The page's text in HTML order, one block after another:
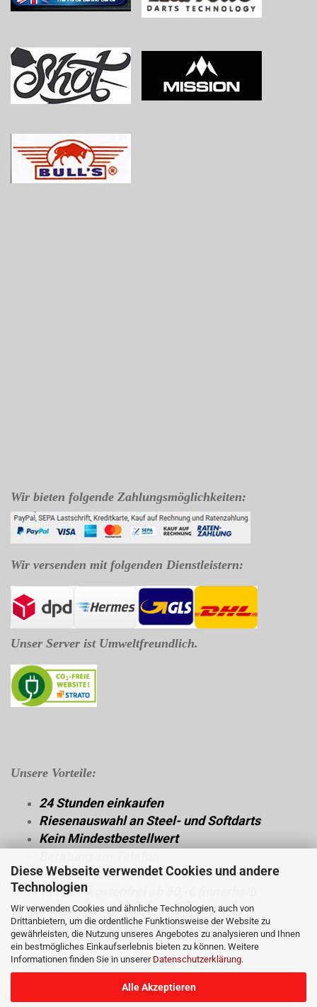
Diese Webseite verwendet Cookies und andere
Technologien
Wir verwenden Cookies und ähnliche Technologien, auch von
Drittanbietern, um die ordentliche Funktionsweise der Website zu
gewährleisten, die Nutzung unseres Angebotes zu analysieren und Ihnen
ein bestmögliches Einkaufserlebnis bieten zu können. Weitere
Informationen finden Sie in unserer Datenschutzerklärung.
Alle Akzeptieren
Wir bieten folgende Zahlungsmöglichkeiten:
Wir versenden mit folgenden Dienstleistern:
Unser Server ist Umweltfreundlich.
Unsere Vorteile:
24 Stunden einkaufen
Riesenauswahl an Steel- und Softdarts
Kein Mindestbestellwert
über 30 Jahre Fachwissen
Versandkostenfrei ab 50,-€ (innerhalb
Deutschland)
Preisvorteil bei Mengenabnahmen
Dann viel Spaß beim Shoppen.